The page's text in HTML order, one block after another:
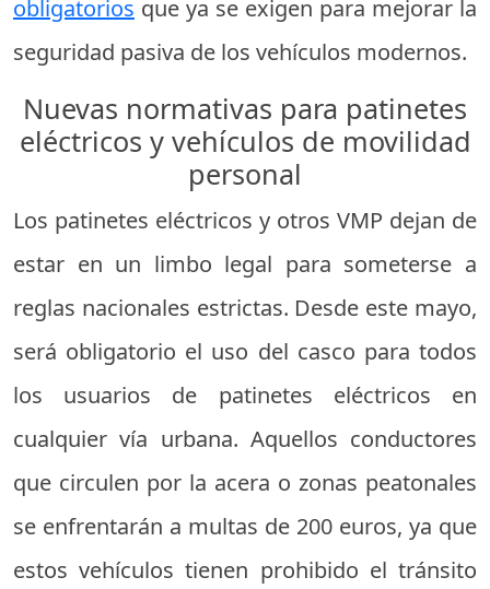
obligatorios que ya se exigen para mejorar la
seguridad pasiva de los vehículos modernos.
Nuevas normativas para patinetes
eléctricos y vehículos de movilidad
personal
Los patinetes eléctricos y otros VMP dejan de
estar en un limbo legal para someterse a
reglas nacionales estrictas. Desde este mayo,
será obligatorio el uso del casco para todos
los usuarios de patinetes eléctricos en
cualquier vía urbana. Aquellos conductores
que circulen por la acera o zonas peatonales
se enfrentarán a multas de 200 euros, ya que
estos vehículos tienen prohibido el tránsito